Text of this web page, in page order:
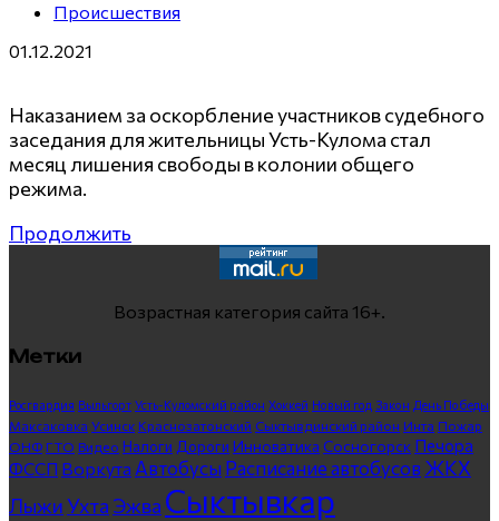
Происшествия
01.12.2021
Наказанием за оскорбление участников судебного
заседания для жительницы Усть-Кулома стал
месяц лишения свободы в колонии общего
режима.
Продолжить
Возрастная категория сайта 16+.
Метки
Росгвардия Выльгорт Усть-Куломский район Хоккей Новый год Закон День Победы
Максаковка Усинск Краснозатонский Сыктывдинский район Инта Пожар
ОНФ ГТО Видео Налоги Дороги Инноватика Сосногорск Печора
ФССП Воркута Автобусы Расписание автобусов ЖКХ
ЛыжиУхта Эжва Сыктывкар